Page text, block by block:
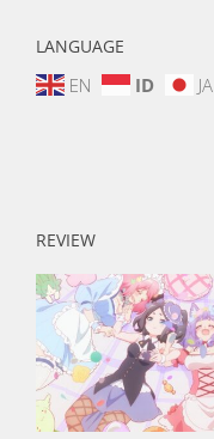
LANGUAGE
EN ID JA
REVIEW